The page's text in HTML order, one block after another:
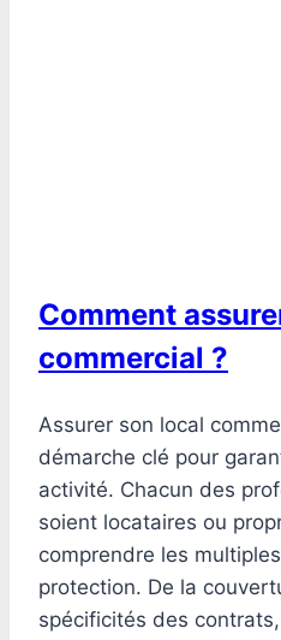
Comment
commercial ?
Assurer son local
démarche clé pour
activité. Chacun des
soient locataires ou
comprendre les
protection. De la
spécificités des